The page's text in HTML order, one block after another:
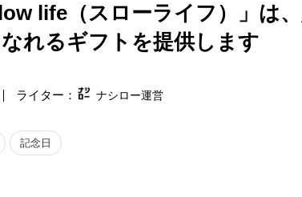
life（スローライフ）」は
れるギフトを提供します
ナシロー運営
記念日